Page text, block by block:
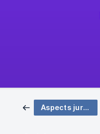
Aspects juridiques et Sécurité